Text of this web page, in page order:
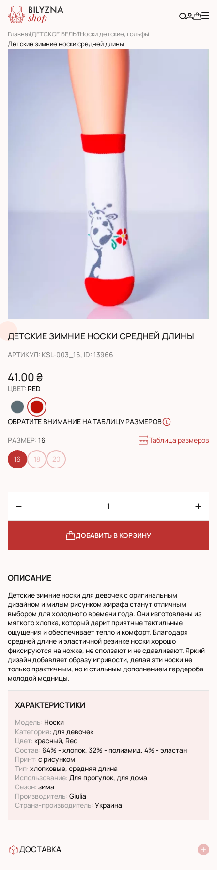
ГлавнаяДЕТСКОЕ БЕЛЬЕНоски детские, гольфы
Детские зимние носки средней длины
ДЕТСКИЕ ЗИМНИЕ НОСКИ СРЕДНЕЙ ДЛИНЫ
АРТИКУЛ: KSL-003_16, ID: 13966
41.00 ₴
ЦВЕТ: RED
ОБРАТИТЕ ВНИМАНИЕ НА ТАБЛИЦУ РАЗМЕРОВ
РАЗМЕР: 16 Таблица размеров
16 18 20
ДОБАВИТЬ В КОРЗИНУ
ОПИСАНИЕ
Детские зимние носки для девочек с оригинальным
дизайном и милым рисунком жирафа станут отличным
выбором для холодного времени года. Они изготовлены из
мягкого хлопка, который дарит приятные тактильные
ощущения и обеспечивает тепло и комфорт. Благодаря
средней длине и эластичной резинке носки хорошо
фиксируются на ножке, не сползают и не сдавливают. Яркий
дизайн добавляет образу игривости, делая эти носки не
только практичным, но и стильным дополнением гардероба
молодой модницы.
ХАРАКТЕРИСТИКИ
Модель: Носки
Категория: для девочек
Цвет: красный, Red
Состав: 64% - хлопок, 32% - полиамид, 4% - эластан
Принт: с рисунком
Тип: хлопковые, средняя длина
Использование: Для прогулок, для дома
Сезон: зима
Производитель: Giulia
Страна-производитель: Украина
ДОСТАВКА